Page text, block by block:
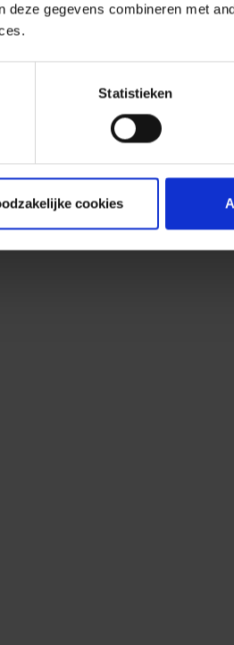
deze gegevens combineren met
Statistieken
cookies